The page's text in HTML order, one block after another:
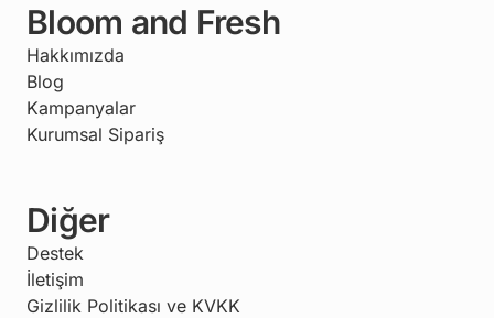
Bloom and Fresh
Hakkımızda
Blog
Kampanyalar
Kurumsal Sipariş
Diğer
Destek
İletişim
Gizlilik Politikası ve KVKK